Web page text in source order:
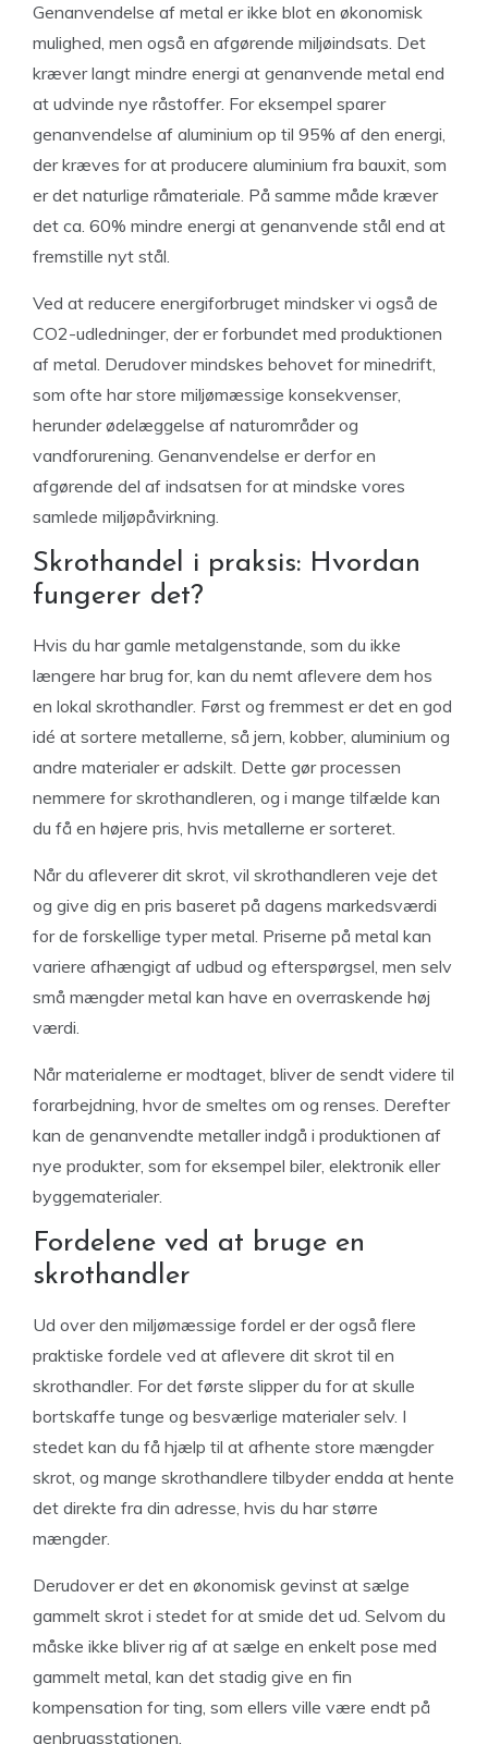
Genanvendelse af metal er ikke blot en økonomisk
mulighed, men også en afgørende miljøindsats. Det
kræver langt mindre energi at genanvende metal end
at udvinde nye råstoffer. For eksempel sparer
genanvendelse af aluminium op til 95% af den energi,
der kræves for at producere aluminium fra bauxit, som
er det naturlige råmateriale. På samme måde kræver
det ca. 60% mindre energi at genanvende stål end at
fremstille nyt stål.
Ved at reducere energiforbruget mindsker vi også de
CO2-udledninger, der er forbundet med produktionen
af metal. Derudover mindskes behovet for minedrift,
som ofte har store miljømæssige konsekvenser,
herunder ødelæggelse af naturområder og
vandforurening. Genanvendelse er derfor en
afgørende del af indsatsen for at mindske vores
samlede miljøpåvirkning.
Skrothandel i praksis: Hvordan
fungerer det?
Hvis du har gamle metalgenstande, som du ikke
længere har brug for, kan du nemt aflevere dem hos
en lokal skrothandler. Først og fremmest er det en god
idé at sortere metallerne, så jern, kobber, aluminium og
andre materialer er adskilt. Dette gør processen
nemmere for skrothandleren, og i mange tilfælde kan
du få en højere pris, hvis metallerne er sorteret.
Når du afleverer dit skrot, vil skrothandleren veje det
og give dig en pris baseret på dagens markedsværdi
for de forskellige typer metal. Priserne på metal kan
variere afhængigt af udbud og efterspørgsel, men selv
små mængder metal kan have en overraskende høj
værdi.
Når materialerne er modtaget, bliver de sendt videre til
forarbejdning, hvor de smeltes om og renses. Derefter
kan de genanvendte metaller indgå i produktionen af
nye produkter, som for eksempel biler, elektronik eller
byggematerialer.
Fordelene ved at bruge en
skrothandler
Ud over den miljømæssige fordel er der også flere
praktiske fordele ved at aflevere dit skrot til en
skrothandler. For det første slipper du for at skulle
bortskaffe tunge og besværlige materialer selv. I
stedet kan du få hjælp til at afhente store mængder
skrot, og mange skrothandlere tilbyder endda at hente
det direkte fra din adresse, hvis du har større
mængder.
Derudover er det en økonomisk gevinst at sælge
gammelt skrot i stedet for at smide det ud. Selvom du
måske ikke bliver rig af at sælge en enkelt pose med
gammelt metal, kan det stadig give en fin
kompensation for ting, som ellers ville være endt på
genbrugsstationen.